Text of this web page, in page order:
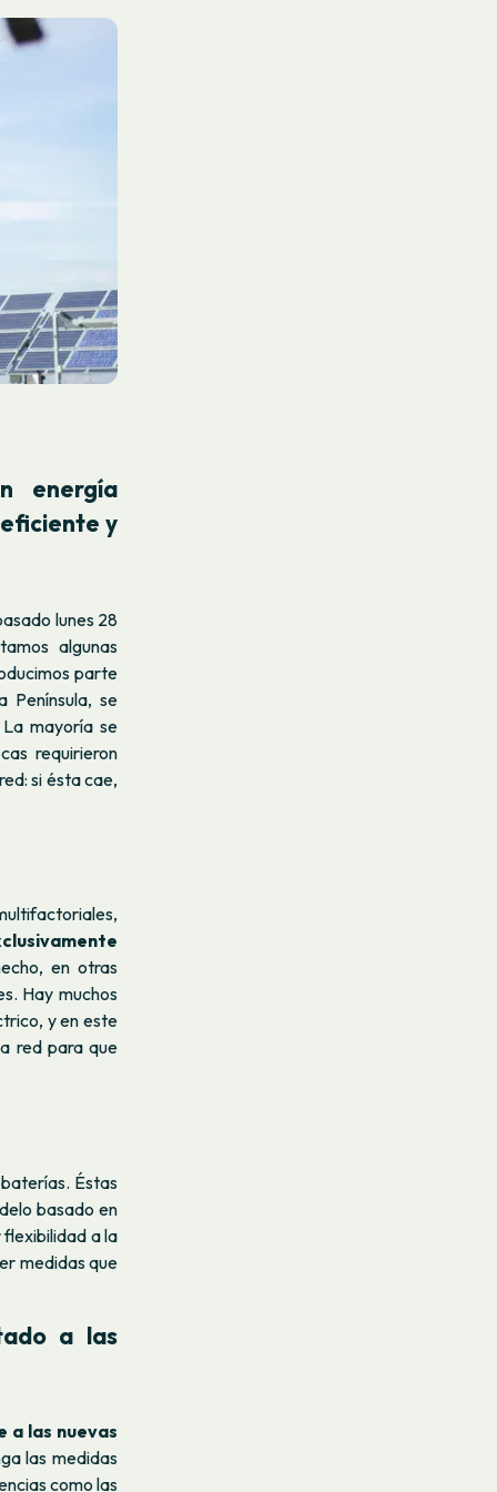
energía
y
lunes 28
algunas
parte
Península, se
mayoría se
requirieron
si ésta cae,
en otras
Hay muchos
y en este
red para que
Éstas
basado en
a la
medidas que
a las
a las nuevas
las medidas
como las